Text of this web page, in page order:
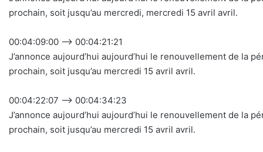
prochain, soit jusqu’au mercredi, mercredi 15 avril avril.
00:04:09:00 –> 00:04:21:21
J’annonce aujourd’hui aujourd’hui le renouvellement de la
prochain, soit jusqu’au mercredi 15 avril avril.
00:04:22:07 –> 00:04:34:23
J’annonce aujourd’hui aujourd’hui le renouvellement de la
prochain, soit jusqu’au mercredi 15 avril avril.